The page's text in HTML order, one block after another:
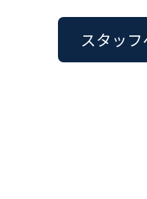
スタッ